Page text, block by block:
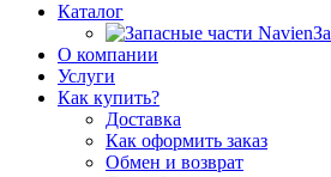
Каталог
О компании
Услуги
Как купить?
Доставка
Как оформить заказ
Обмен и возврат